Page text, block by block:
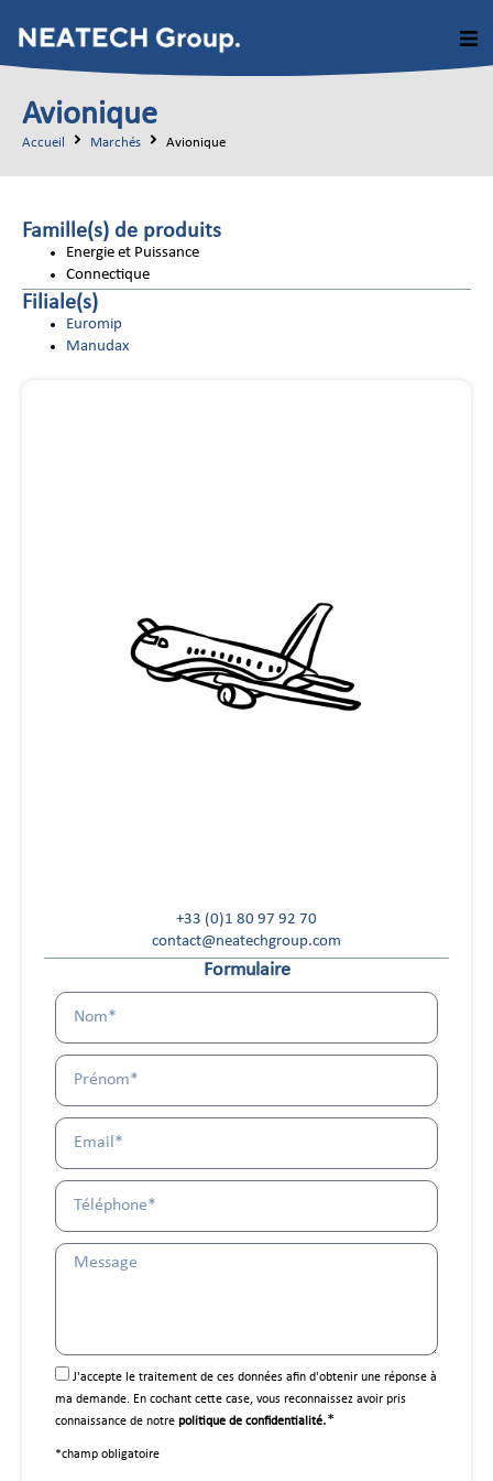
Avionique
Accueil Marchés Avionique
Famille(s) de produits
Energie et Puissance
Connectique
Filiale(s)
Euromip
Manudax
+33 (0)1 80 97 92 70
contact@neatechgroup.com
Formulaire
J'accepte le traitement de ces données afin d'obtenir une réponse à
ma demande. En cochant cette case, vous reconnaissez avoir pris
connaissance de notre politique de confidentialité.*
*champ obligatoire